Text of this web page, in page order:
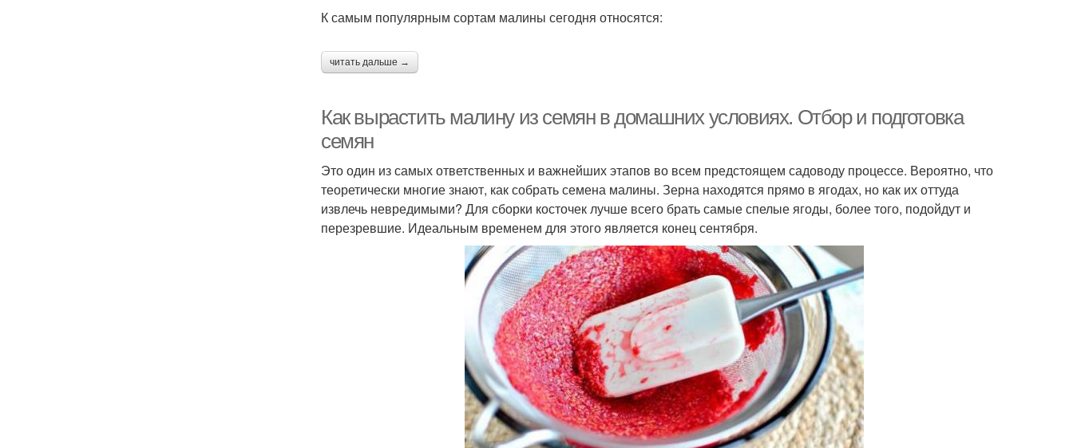
К самым популярным сортам малины сегодня относятся:
читать дальше →
Как вырастить малину из семян в домашних условиях. Отбор и подготовка
семян
Это один из самых ответственных и важнейших этапов во всем предстоящем садоводу процессе. Вероятно, что
теоретически многие знают, как собрать семена малины. Зерна находятся прямо в ягодах, но как их оттуда
извлечь невредимыми? Для сборки косточек лучше всего брать самые спелые ягоды, более того, подойдут и
перезревшие. Идеальным временем для этого является конец сентября.